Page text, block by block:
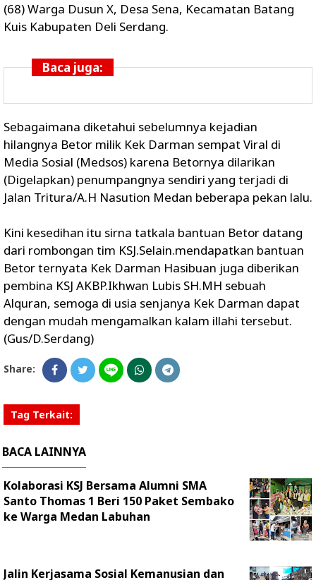
(68) Warga Dusun X, Desa Sena, Kecamatan Batang
Kuis Kabupaten Deli Serdang.
Baca juga:
Sebagaimana diketahui sebelumnya kejadian
hilangnya Betor milik Kek Darman sempat Viral di
Media Sosial (Medsos) karena Betornya dilarikan
(Digelapkan) penumpangnya sendiri yang terjadi di
Jalan Tritura/A.H Nasution Medan beberapa pekan lalu.
Kini kesedihan itu sirna tatkala bantuan Betor datang
dari rombongan tim KSJ.Selain.mendapatkan bantuan
Betor ternyata Kek Darman Hasibuan juga diberikan
pembina KSJ AKBP.Ikhwan Lubis SH.MH sebuah
Alquran, semoga di usia senjanya Kek Darman dapat
dengan mudah mengamalkan kalam illahi tersebut.
(Gus/D.Serdang)
Share:
Tag Terkait:
BACA LAINNYA
Kolaborasi KSJ Bersama Alumni SMA
Santo Thomas 1 Beri 150 Paket Sembako
ke Warga Medan Labuhan
Jalin Kerjasama Sosial Kemanusian dan